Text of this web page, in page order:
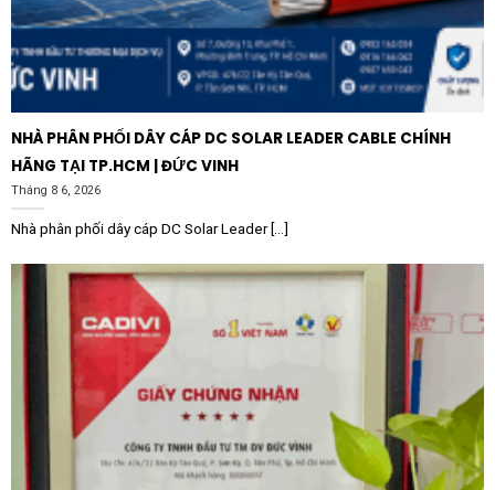
NHÀ PHÂN PHỐI DÂY CÁP DC SOLAR LEADER CABLE CHÍNH
HÃNG TẠI TP.HCM | ĐỨC VINH
Tháng 8 6, 2026
Nhà phân phối dây cáp DC Solar Leader [...]